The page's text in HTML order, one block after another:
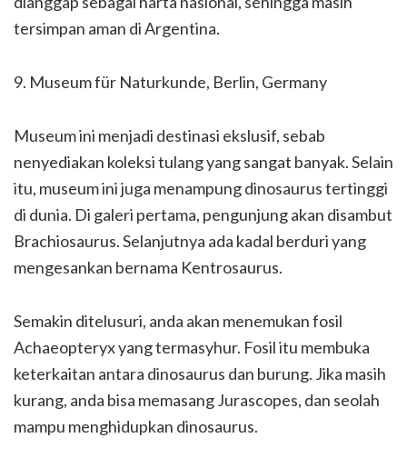
tersimpan aman di Argentina.
9. Museum für Naturkunde, Berlin, Germany
Museum ini menjadi destinasi ekslusif, sebab
nenyediakan koleksi tulang yang sangat banyak. Selain
itu, museum ini juga menampung dinosaurus tertinggi
di dunia. Di galeri pertama, pengunjung akan disambut
Brachiosaurus. Selanjutnya ada kadal berduri yang
mengesankan bernama Kentrosaurus.
Semakin ditelusuri, anda akan menemukan fosil
Achaeopteryx yang termasyhur. Fosil itu membuka
keterkaitan antara dinosaurus dan burung. Jika masih
kurang, anda bisa memasang Jurascopes, dan seolah
mampu menghidupkan dinosaurus.